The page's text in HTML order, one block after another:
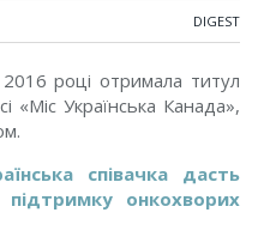
DIGEST
році отримала титул
«Міс Українська Канада»,
співачка дасть
онкохворих